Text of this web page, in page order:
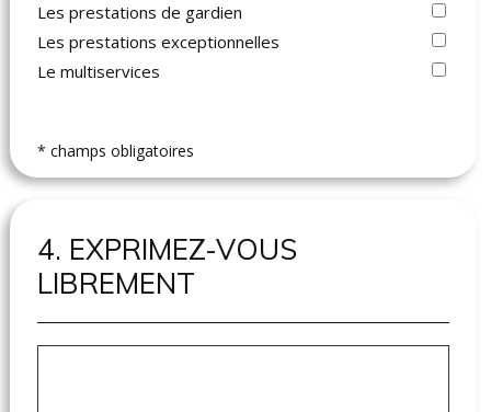
Les prestations de gardien
Les prestations exceptionnelles
Le multiservices
* champs obligatoires
4. EXPRIMEZ-VOUS
LIBREMENT